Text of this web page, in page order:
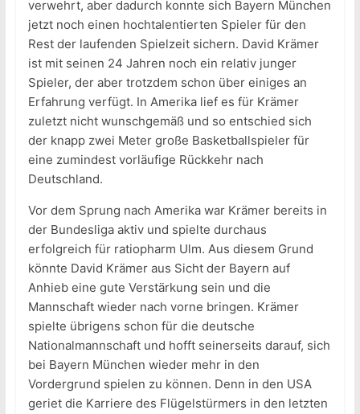
verwehrt, aber dadurch konnte sich Bayern München
jetzt noch einen hochtalentierten Spieler für den
Rest der laufenden Spielzeit sichern. David Krämer
ist mit seinen 24 Jahren noch ein relativ junger
Spieler, der aber trotzdem schon über einiges an
Erfahrung verfügt. In Amerika lief es für Krämer
zuletzt nicht wunschgemäß und so entschied sich
der knapp zwei Meter große Basketballspieler für
eine zumindest vorläufige Rückkehr nach
Deutschland.
Vor dem Sprung nach Amerika war Krämer bereits in
der Bundesliga aktiv und spielte durchaus
erfolgreich für ratiopharm Ulm. Aus diesem Grund
könnte David Krämer aus Sicht der Bayern auf
Anhieb eine gute Verstärkung sein und die
Mannschaft wieder nach vorne bringen. Krämer
spielte übrigens schon für die deutsche
Nationalmannschaft und hofft seinerseits darauf, sich
bei Bayern München wieder mehr in den
Vordergrund spielen zu können. Denn in den USA
geriet die Karriere des Flügelstürmers in den letzten